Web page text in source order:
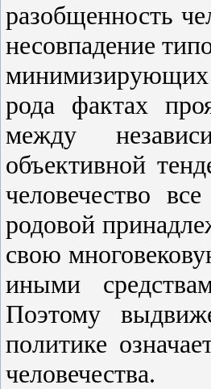
разобщенность
несовпадение
минимизирующих
рода фактах
между
объективной
человечество
родовой
свою
иными
Поэтому
политике
человечества.